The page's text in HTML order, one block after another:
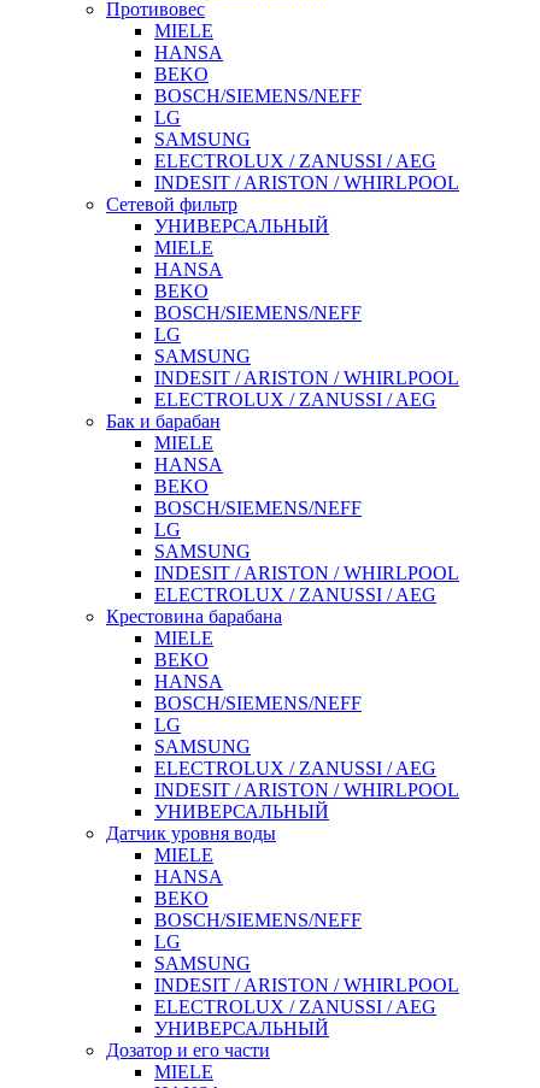
Противовес
MIELE
HANSA
BEKO
BOSCH/SIEMENS/NEFF
LG
SAMSUNG
ELECTROLUX / ZANUSSI / AEG
INDESIT / ARISTON / WHIRLPOOL
Сетевой фильтр
УНИВЕРСАЛЬНЫЙ
MIELE
HANSA
BEKO
BOSCH/SIEMENS/NEFF
LG
SAMSUNG
INDESIT / ARISTON / WHIRLPOOL
ELECTROLUX / ZANUSSI / AEG
Бак и барабан
MIELE
HANSA
BEKO
BOSCH/SIEMENS/NEFF
LG
SAMSUNG
INDESIT / ARISTON / WHIRLPOOL
ELECTROLUX / ZANUSSI / AEG
Крестовина барабана
MIELE
BEKO
HANSA
BOSCH/SIEMENS/NEFF
LG
SAMSUNG
ELECTROLUX / ZANUSSI / AEG
INDESIT / ARISTON / WHIRLPOOL
УНИВЕРСАЛЬНЫЙ
Датчик уровня воды
MIELE
HANSA
BEKO
BOSCH/SIEMENS/NEFF
LG
SAMSUNG
INDESIT / ARISTON / WHIRLPOOL
ELECTROLUX / ZANUSSI / AEG
УНИВЕРСАЛЬНЫЙ
Дозатор и его части
MIELE